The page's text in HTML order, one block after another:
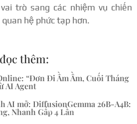
trò sang các nhiệm vụ chiến
hệ phức tạp hơn.
thêm:
“Đơn Đi Ầm Ầm, Cuối Tháng
AI Agent
AI mở: DiffusionGemma 26B-A4B:
Nhanh Gấp 4 Lần